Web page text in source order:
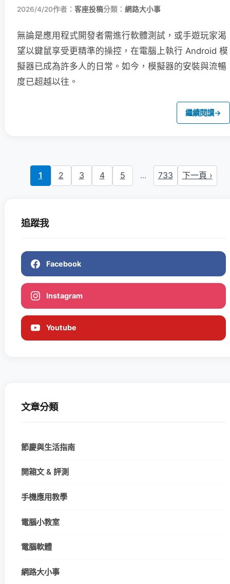
2026/4/20作者： 客座投稿分類： 網路大小事
無論是應用程式開發者需進行軟體測試，或手遊玩家渴
望以鍵鼠享受更精準的操控，在電腦上執行 Android 模
擬器已成為許多人的日常。如今，模擬器的安裝與流暢
度已超越以往。
繼續閱讀→
1 2 3 4 5 ... 733 下一頁 ›
追蹤我
Facebook
Instagram
Youtube
文章分類
節慶與生活指南
開箱文 & 評測
手機應用教學
電腦小教室
電腦軟體
網路大小事